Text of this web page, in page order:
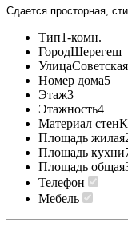
Сдается просторная,
Тип1-комн.
ГородШерегеш
Улица
Номер дома5
Этаж3
Этажность4
Материал стен
Площадь жилая
Площадь кухни
Площадь общая
Телефон
Мебель